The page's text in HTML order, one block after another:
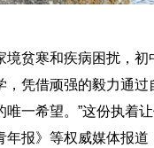
寒和疾病困扰，初
凭借顽强的毅力通
一希望。”这份执着
报》等权威媒体报